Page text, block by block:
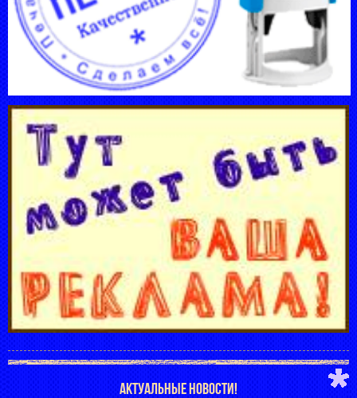
АКТУАЛЬНЫЕ НОВОСТИ!